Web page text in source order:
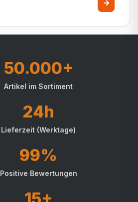
50.000+
Artikel im Sortiment
24h
Lieferzeit (Werktage)
99%
Positive Bewertungen